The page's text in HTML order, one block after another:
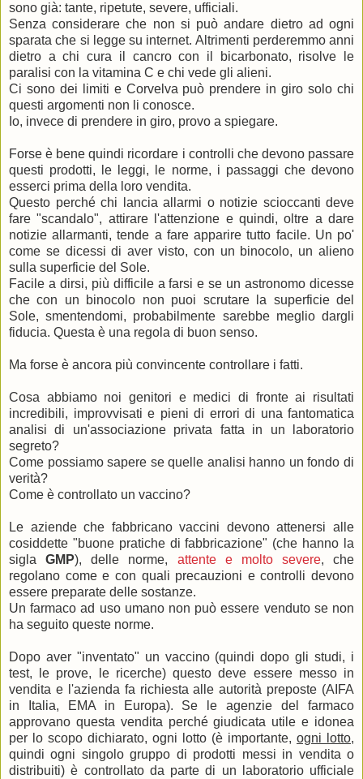
sono già: tante, ripetute, severe, ufficiali.
Senza considerare che non si può andare dietro ad ogni
sparata che si legge su internet. Altrimenti perderemmo anni
dietro a chi cura il cancro con il bicarbonato, risolve le
paralisi con la vitamina C e chi vede gli alieni.
Ci sono dei limiti e Corvelva può prendere in giro solo chi
questi argomenti non li conosce.
Io, invece di prendere in giro, provo a spiegare.
Forse è bene quindi ricordare i controlli che devono passare
questi prodotti, le leggi, le norme, i passaggi che devono
esserci prima della loro vendita.
Questo perché chi lancia allarmi o notizie scioccanti deve
fare "scandalo", attirare l'attenzione e quindi, oltre a dare
notizie allarmanti, tende a fare apparire tutto facile. Un po'
come se dicessi di aver visto, con un binocolo, un alieno
sulla superficie del Sole.
Facile a dirsi, più difficile a farsi e se un astronomo dicesse
che con un binocolo non puoi scrutare la superficie del
Sole, smentendomi, probabilmente sarebbe meglio dargli
fiducia. Questa è una regola di buon senso.
Ma forse è ancora più convincente controllare i fatti.
Cosa abbiamo noi genitori e medici di fronte ai risultati
incredibili, improvvisati e pieni di errori di una fantomatica
analisi di un'associazione privata fatta in un laboratorio
segreto?
Come possiamo sapere se quelle analisi hanno un fondo di
verità?
Come è controllato un vaccino?
Le aziende che fabbricano vaccini devono attenersi alle
cosiddette "buone pratiche di fabbricazione" (che hanno la
siglaGMP), delle norme, attente e molto severe, che
regolano come e con quali precauzioni e controlli devono
essere preparate delle sostanze.
Un farmaco ad uso umano non può essere venduto se non
ha seguito queste norme.
Dopo aver "inventato" un vaccino (quindi dopo gli studi, i
test, le prove, le ricerche) questo deve essere messo in
vendita e l'azienda fa richiesta alle autorità preposte (AIFA
in Italia, EMA in Europa). Se le agenzie del farmaco
approvano questa vendita perché giudicata utile e idonea
per lo scopo dichiarato, ogni lotto (è importante, ogni lotto,
quindi ogni singolo gruppo di prodotti messi in vendita o
distribuiti) è controllato da parte di un laboratorio ufficiale